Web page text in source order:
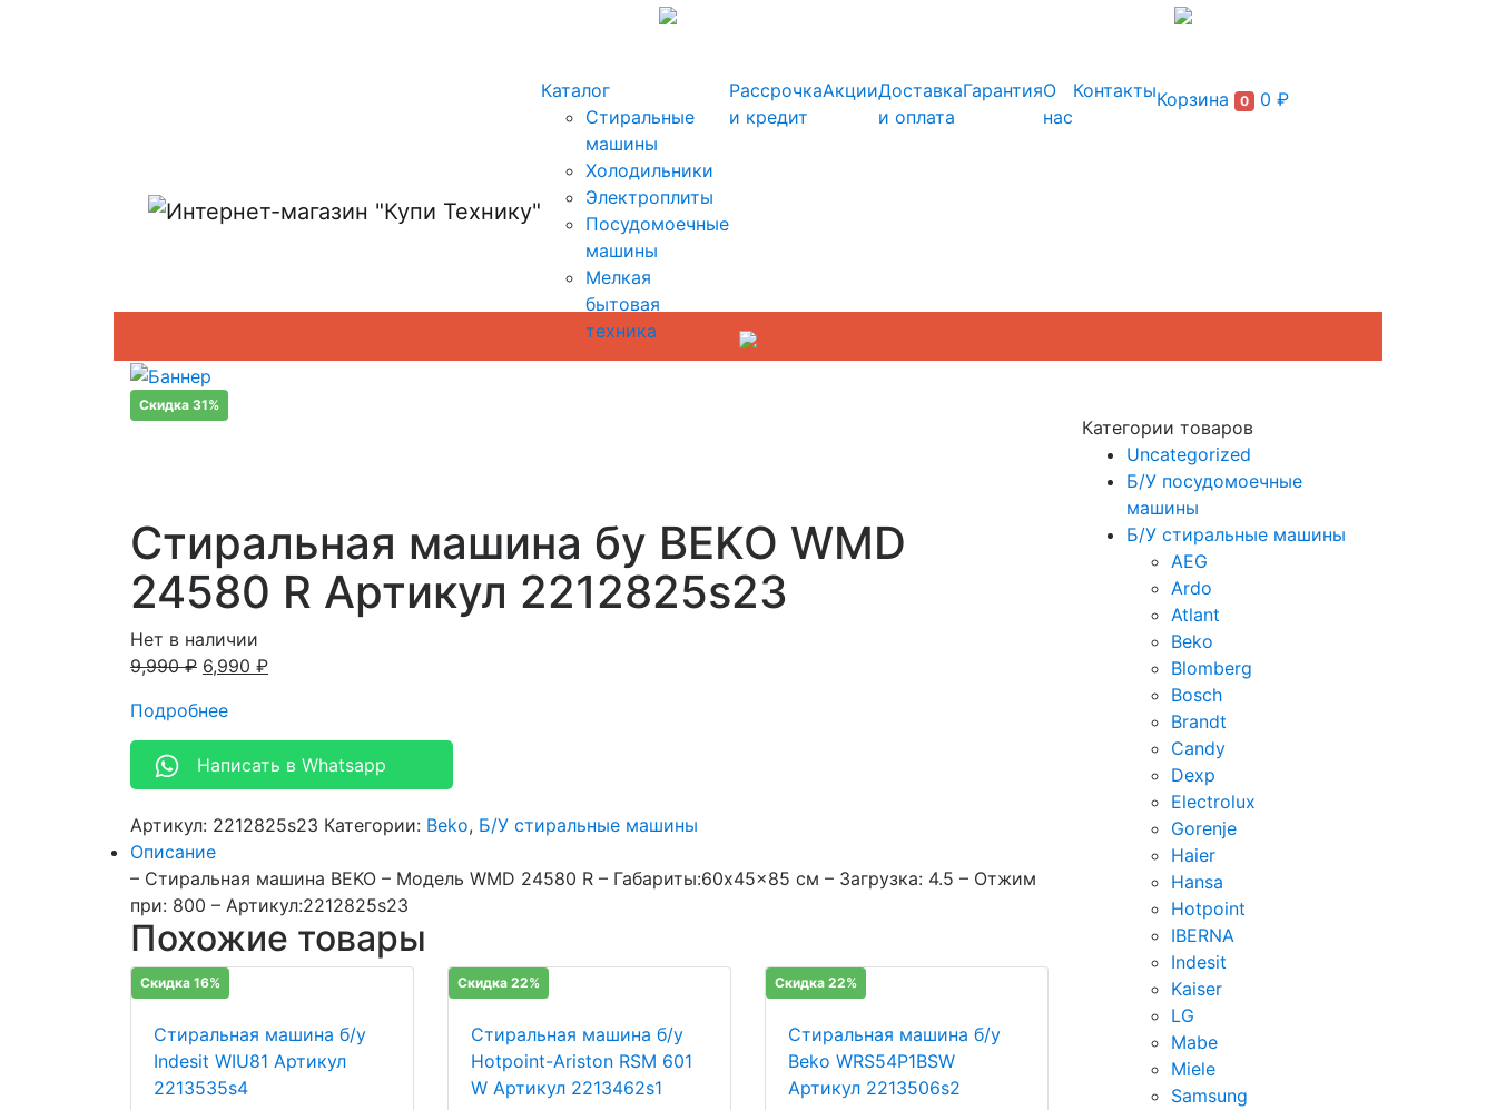
Каталог
Стиральные
машины
Холодильники
Электроплиты
Посудомоечные
машины
Мелкая
бытовая
техника
Рассрочка
и кредит
АкцииДоставка
и оплата
ГарантияО
нас
КонтактыКорзина 0 0 ₽
Скидка 31%
Стиральная машина бу BEKO WMD
24580 R Артикул 2212825s23
Нет в наличии
9,990₽ 6,990 ₽
Подробнее
Написать в Whatsapp
Артикул: 2212825s23 Категории: Beko, Б/У стиральные машины
Описание
– Стиральная машина BEKO – Модель WMD 24580 R – Габариты:60x45x85 см – Загрузка: 4.5 – Отжим
при: 800 – Артикул:2212825s23
Похожие товары
Скидка 16%
Стиральная машина б/у
Indesit WIU81 Артикул
2213535s4
Скидка 22%
Стиральная машина б/у
Hotpoint-Ariston RSM 601
W Артикул 2213462s1
Скидка 22%
Стиральная машина б/у
Beko WRS54P1BSW
Артикул 2213506s2
Категории товаров
Uncategorized
Б/У посудомоечные
машины
Б/У стиральные машины
AEG
Ardo
Atlant
Beko
Blomberg
Bosch
Brandt
Candy
Dexp
Electrolux
Gorenje
Haier
Hansa
Hotpoint
IBERNA
Indesit
Kaiser
LG
Mabe
Miele
Samsung